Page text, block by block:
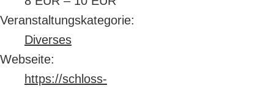
Veranstaltungskategorie:
Diverses
Webseite:
https://schloss-